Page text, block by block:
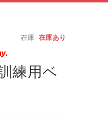
在庫: 在庫あり
練用ベ